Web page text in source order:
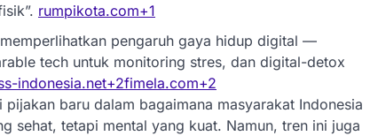
rumpikota.com+1
pengaruh gaya hidup digital —
tech untuk monitoring stres, dan digital-detox
indonesia.net+2fimela.com+2
baru dalam bagaimana masyarakat Indonesia
sehat, tetapi mental yang kuat. Namun, tren ini juga